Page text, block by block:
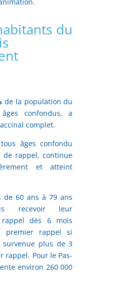
du
de la population du
âges confondus, a
complet.
âges confondu
de rappel, continue
et atteint
de 60 ans à 79 ans
recevoir leur
dès 6 mois
premier rappel si
survenue plus de 3
rappel. Pour le Pas-
environ 260 000